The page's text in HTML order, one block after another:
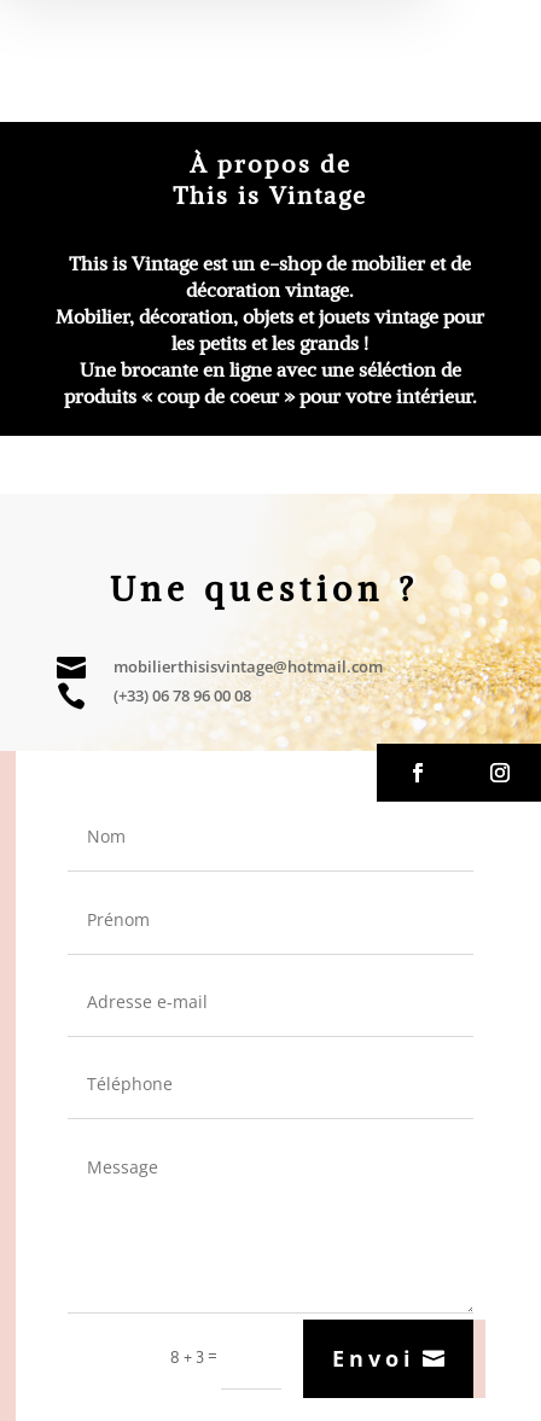
À propos de
This is Vintage
This is Vintage est un e-shop de mobilier et de
décoration vintage.
Mobilier, décoration, objets et jouets vintage pour
les petits et les grands !
Une brocante en ligne avec une séléction de
produits « coup de coeur » pour votre intérieur.
Une question ?
 mobilierthisisvintage@hotmail.com
 (+33) 06 78 96 00 08
8 + 3= Envoi